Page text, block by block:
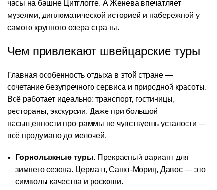
часы на башне Цитглогге. А Женева впечатляет
музеями, дипломатической историей и набережной у
самого крупного озера страны.
Чем привлекают швейцарские туры
Главная особенность отдыха в этой стране —
сочетание безупречного сервиса и природной красоты.
Всё работает идеально: транспорт, гостиницы,
рестораны, экскурсии. Даже при большой
насыщенности программы не чувствуешь усталости —
всё продумано до мелочей.
Горнолыжные туры. Прекрасный вариант для
зимнего сезона. Церматт, Санкт-Мориц, Давос — это
символы качества и роскоши.